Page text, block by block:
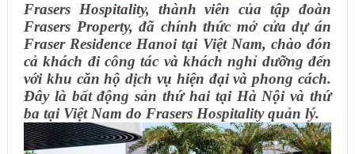
Frasers Hospitality, thành viên của tập đoàn
Frasers Property, đã chính thức mở cửa dự án
Fraser Residence Hanoi tại Việt Nam, chào đón
cả khách đi công tác và khách nghỉ dưỡng đến
với khu căn hộ dịch vụ hiện đại và phong cách.
Đây là bất động sản thứ hai tại Hà Nội và thứ
ba tại Việt Nam do Frasers Hospitality quản lý.